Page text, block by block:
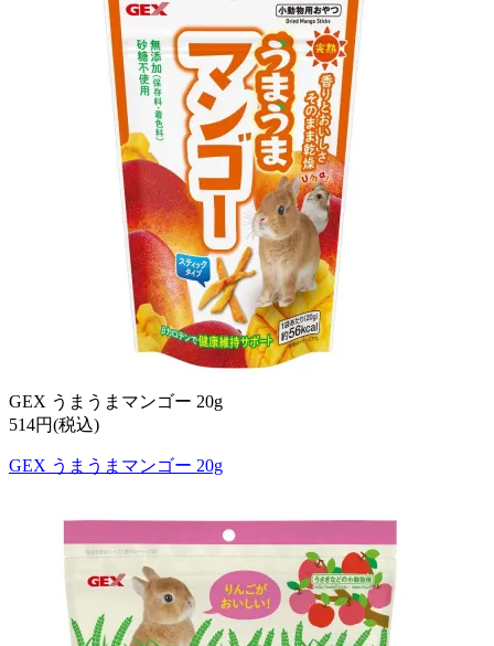
GEX うまうまマンゴー 20g
514円(税込)
GEX うまうまマンゴー 20g